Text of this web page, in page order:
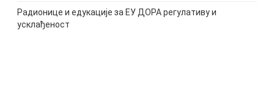
Радионице и едукације за ЕУ ДОРА регулативу и
усклађеност